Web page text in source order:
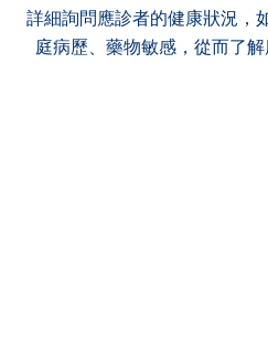
詳細詢問應診者的健康狀況，
庭病歷、藥物敏感，從而了